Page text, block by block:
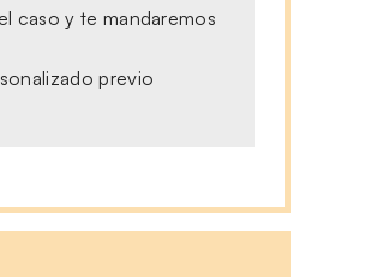
caso y te mandaremos
previo